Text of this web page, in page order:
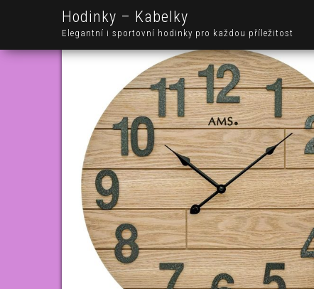
Hodinky – Kabelky
Elegantní i sportovní hodinky pro každou příležitost